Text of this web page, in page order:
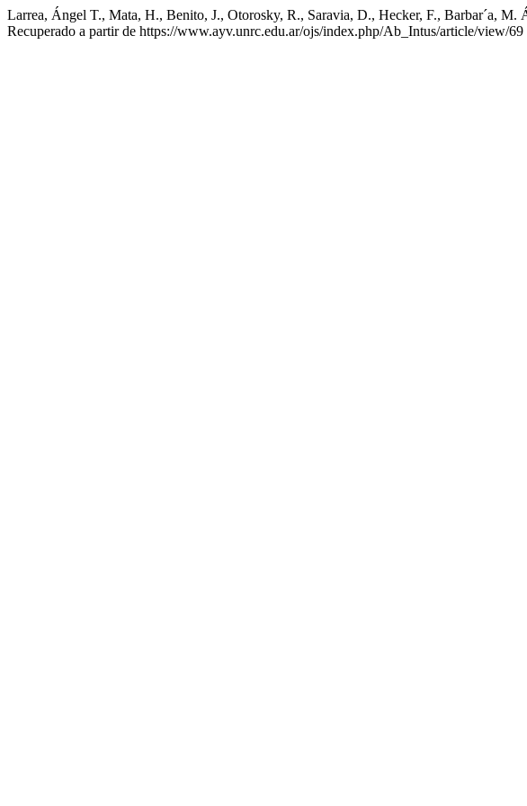
Larrea, Ángel T., Mata, H., Benito, J., Otorosky, R., Saravia, D., Hecker, F., Barbar´a,
Recuperado a partir de https://www.ayv.unrc.edu.ar/ojs/index.php/Ab_Intus/article/view/69